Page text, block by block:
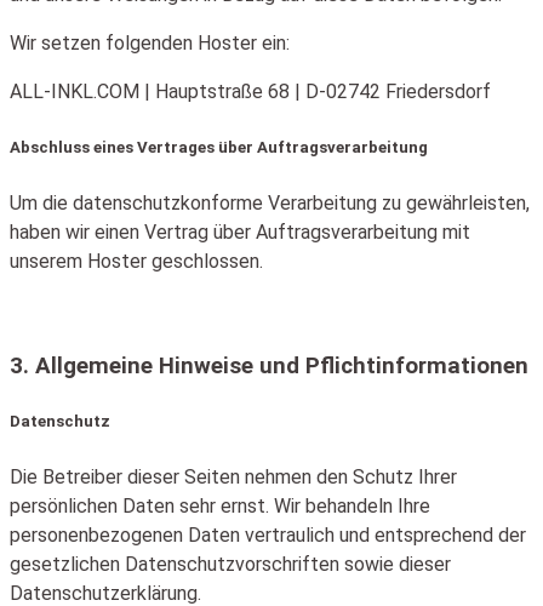
Wir setzen folgenden Hoster ein:
ALL-INKL.COM | Hauptstraße 68 | D-02742 Friedersdorf
Abschluss eines Vertrages über Auftragsverarbeitung
Um die datenschutzkonforme Verarbeitung zu gewährleisten,
haben wir einen Vertrag über Auftragsverarbeitung mit
unserem Hoster geschlossen.
3. Allgemeine Hinweise und Pflicht­informationen
Datenschutz
Die Betreiber dieser Seiten nehmen den Schutz Ihrer
persönlichen Daten sehr ernst. Wir behandeln Ihre
personenbezogenen Daten vertraulich und entsprechend der
gesetzlichen Datenschutzvorschriften sowie dieser
Datenschutzerklärung.